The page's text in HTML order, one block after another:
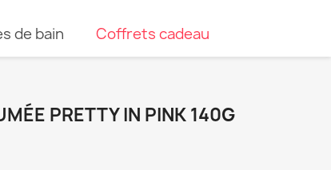
de bain Coffrets cadeau
PRETTY IN PINK 140G